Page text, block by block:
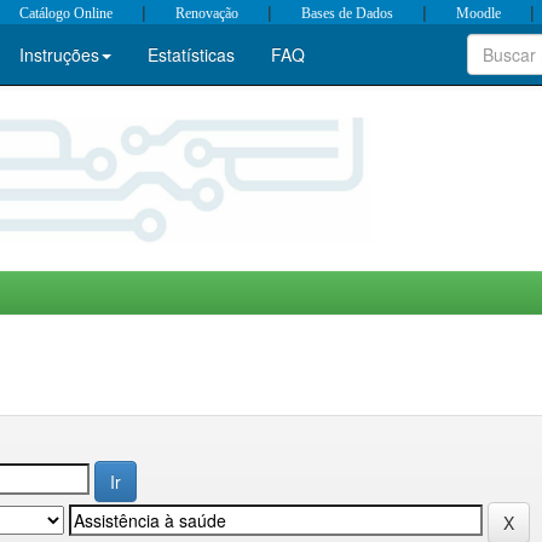
Catálogo Online | Renovação | Bases de Dados | Moodle |
Instruções Estatísticas FAQ